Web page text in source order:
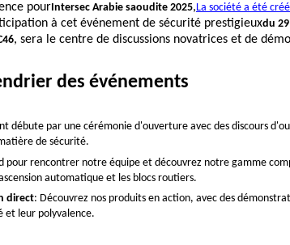
pourIntersec Arabie saoudite 2025,La société a été
à cet événement de sécurité prestigieuxdu
, sera le centre de discussions novatrices et de
des événements
débute par une cérémonie d'ouverture avec des discours
de sécurité.
pour rencontrer notre équipe et découvrez notre gamme
automatique et les blocs routiers.
direct: Découvrez nos produits en action, avec des
et leur polyvalence.